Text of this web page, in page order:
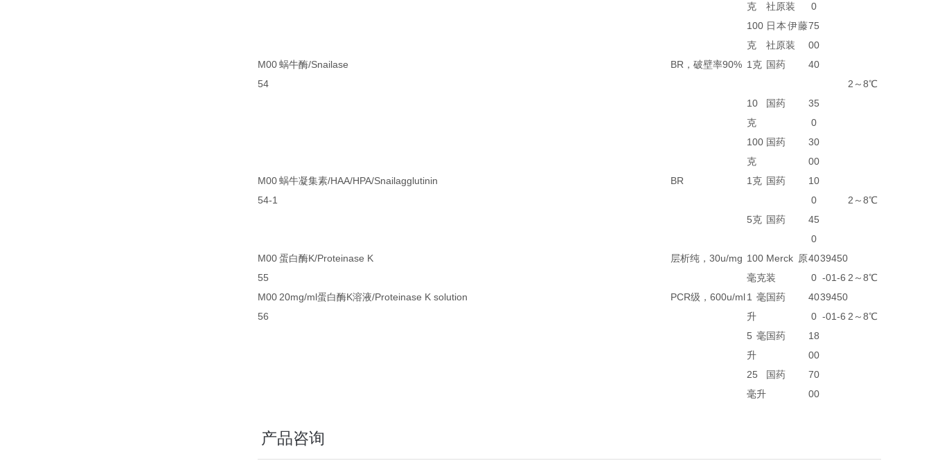
克
社原装
0
100
克
日本伊藤
社原装
75
00
M00
54
蜗牛酶/Snailase BR，破壁率90% 1克 国药
40
2～8℃
10
克
国药
35
0
100
克
国药
30
00
M00
54-1
蜗牛凝集素/HAA/HPA/Snailagglutinin BR 1克 国药
10
0
2～8℃
5克 国药
45
0
M00
55
蛋白酶K/Proteinase K 层析纯，30u/mg 100
毫克
Merck 原
装
40
0
39450
-01-6 2～8℃
M00
56
20mg/ml蛋白酶K溶液/Proteinase K solution PCR级，600u/ml1毫
升
国药
40
0
39450
-01-6 2～8℃
5毫
升
国药
18
00
25
毫升
国药
70
00
产品咨询